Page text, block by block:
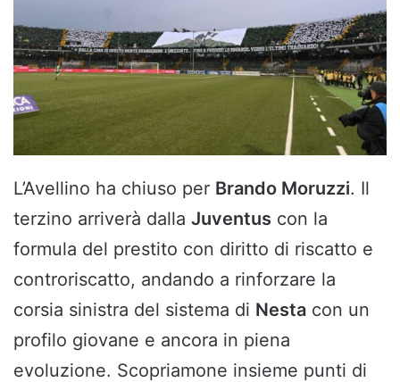
L’Avellino ha chiuso per Brando Moruzzi. Il
terzino arriverà dalla Juventus con la
formula del prestito con diritto di riscatto e
controriscatto, andando a rinforzare la
corsia sinistra del sistema di Nesta con un
profilo giovane e ancora in piena
evoluzione. Scopriamone insieme punti di